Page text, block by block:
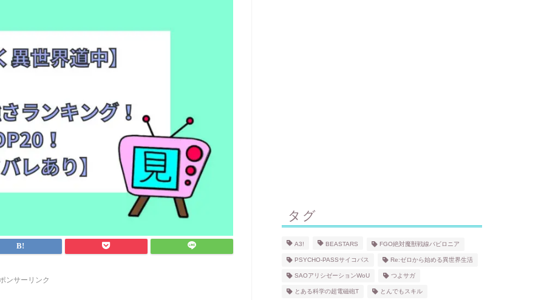
ンサーリンク
タグ
A3! BEASTARS FGO絶対魔獣戦線バビロニア
PSYCHO-PASSサイコパス Re:ゼロから始める異世界生活
SAOアリシゼーションWoU つよサガ
とある科学の超電磁砲T とんでもスキル